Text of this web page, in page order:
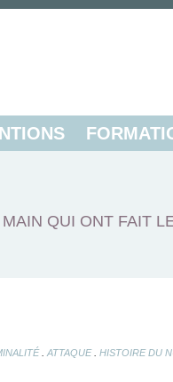
QUI ONT FAIT
. ATTAQUE. HISTOIRE DU